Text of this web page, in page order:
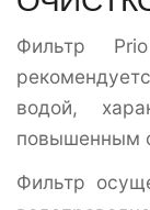
Фильтр
водой,
повышенным
Фильтр